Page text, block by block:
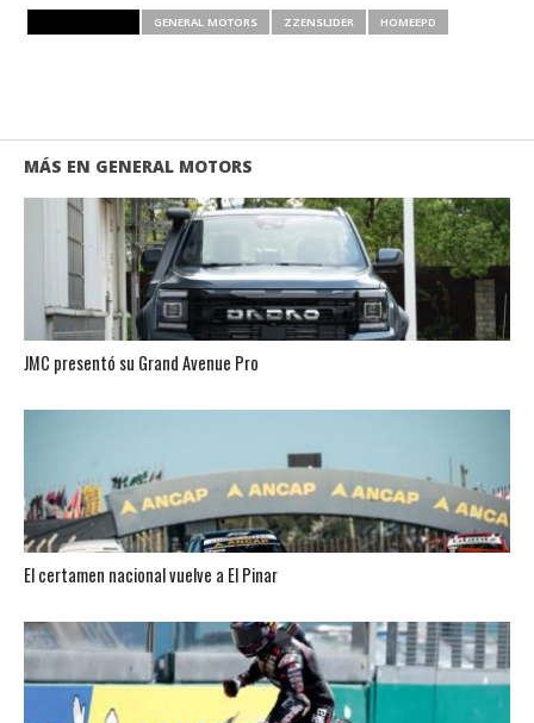
GENERAL MOTORS ZZENSLIDER HOMEEPD
MÁS EN GENERAL MOTORS
JMC presentó su Grand Avenue Pro
El certamen nacional vuelve a El Pinar